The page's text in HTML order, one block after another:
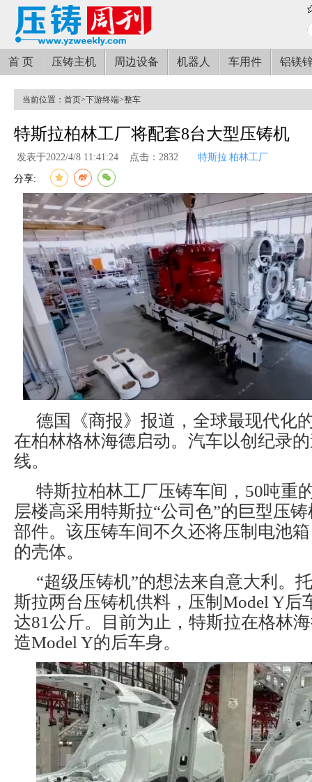
首 页 压铸主机 周边设备 机器人 车用件 铝镁
当前位置： 首页>下游终端>整车
特斯拉柏林工厂将配套8台大型压铸机
发表于2022/4/8 11:41:24 点击：2832 特斯拉 柏林工厂
分享:
德国《商报》报道，全球最现代化
在柏林格林海德启动。汽车以创纪录
线。
特斯拉柏林工厂压铸车间，50吨重
层楼高采用特斯拉“公司色”的巨型压
部件。该压铸车间不久还将压制电池
的壳体。
“超级压铸机”的想法来自意大利。
斯拉两台压铸机供料，压制Model Y后
达81公斤。目前为止，特斯拉在格林
造Model Y的后车身。